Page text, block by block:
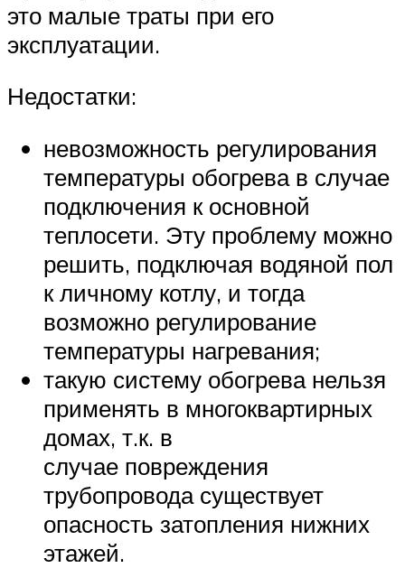
это малые траты при его
эксплуатации.
Недостатки:
невозможность регулирования
температуры обогрева в случае
подключения к основной
теплосети. Эту проблему можно
решить, подключая водяной пол
к личному котлу, и тогда
возможно регулирование
температуры нагревания;
такую систему обогрева нельзя
применять в многоквартирных
домах, т.к. в
случае повреждения
трубопровода существует
опасность затопления нижних
этажей.